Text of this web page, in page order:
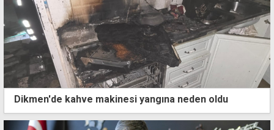
Dikmen'de kahve makinesi yangına neden oldu